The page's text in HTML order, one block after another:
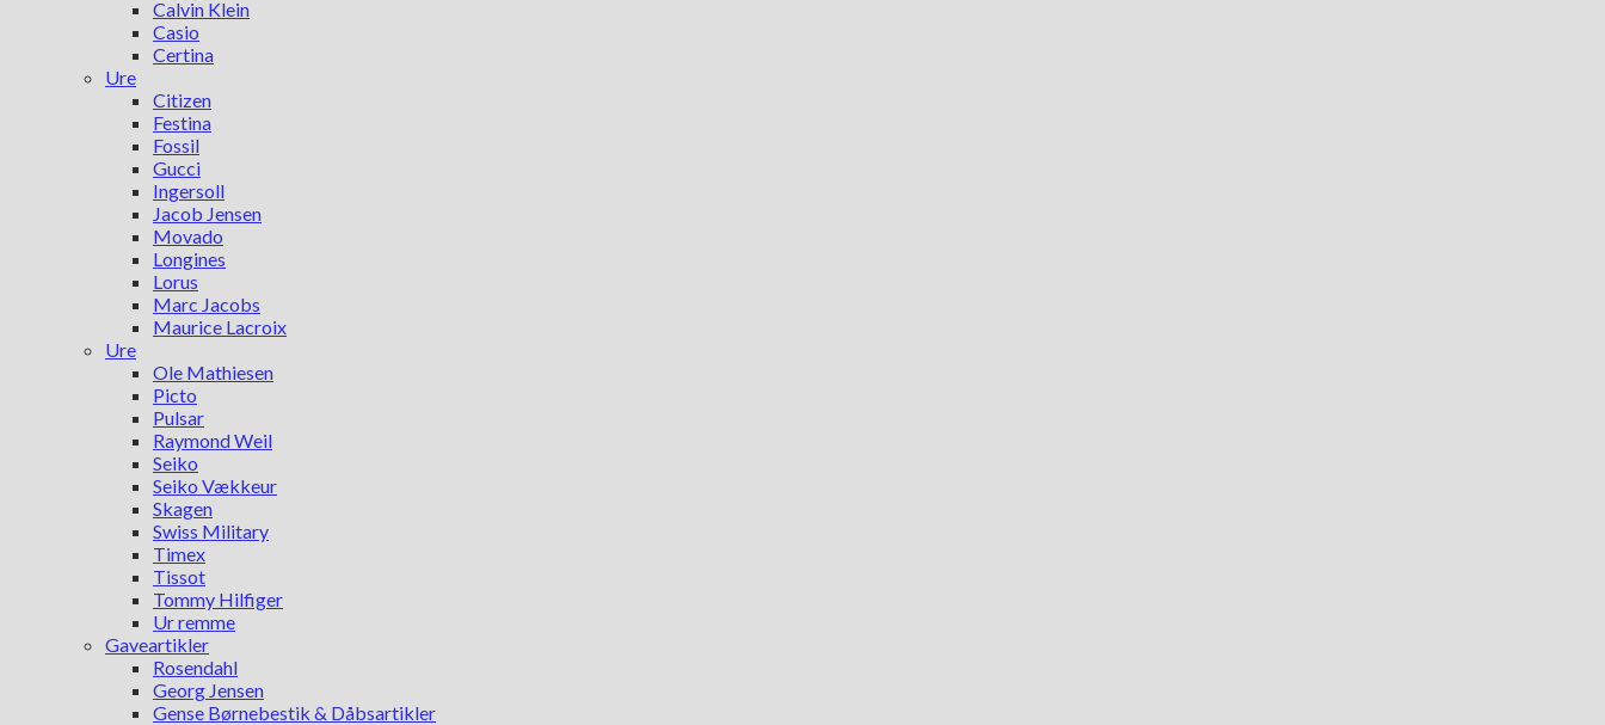
Calvin Klein
Casio
Certina
Ure
Citizen
Festina
Fossil
Gucci
Ingersoll
Jacob Jensen
Movado
Longines
Lorus
Marc Jacobs
Maurice Lacroix
Ure
Ole Mathiesen
Picto
Pulsar
Raymond Weil
Seiko
Seiko Vækkeur
Skagen
Swiss Military
Timex
Tissot
Tommy Hilfiger
Ur remme
Gaveartikler
Rosendahl
Georg Jensen
Gense Børnebestik & Dåbsartikler